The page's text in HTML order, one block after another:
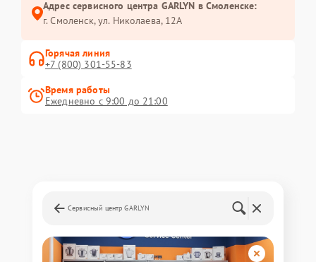
Адрес сервисного центра GARLYN в Смоленске:
г. Смоленск, ул. Николаева, 12А
Горячая линия
+7 (800) 301-55-83
Время работы
Ежедневно с 9:00 до 21:00
Сервисный центр GARLYN